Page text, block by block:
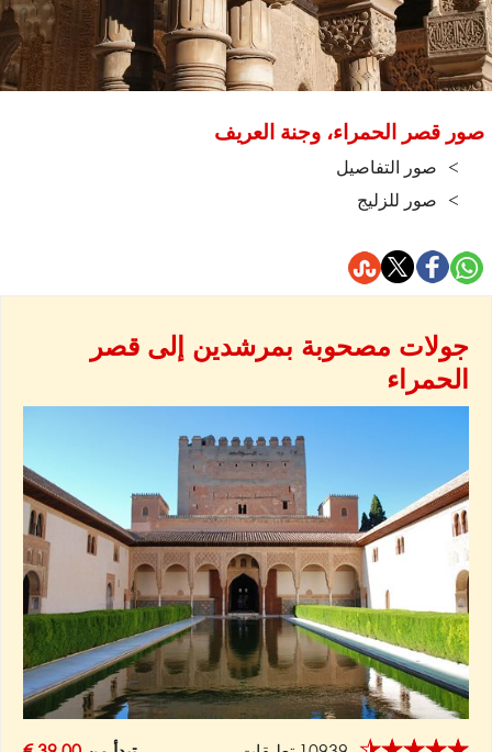
صور قصر الحمراء، وجنة العريف
صور التفاصيل
صور للزليج
جولات مصحوبة بمرشدين إلى قصر
الحمراء